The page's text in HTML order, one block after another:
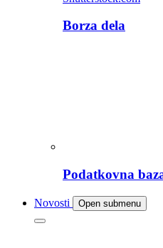
Borza dela
Podatkovna
Novosti Open submenu